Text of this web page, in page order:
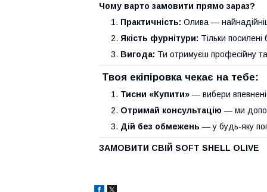
Чому варто замовити прямо зараз?
Практичність: Олива —
Якість фурнітури: Тільки
Вигода: Ти отримуєш професійну
Твоя екіпіровка чекає на тебе:
Тисни «Купити» — вибери
Отримай консультацію — ми
Дій без обмежень — у будь-яку
ЗАМОВИТИ СВІЙ SOFT SHELL OLIVE